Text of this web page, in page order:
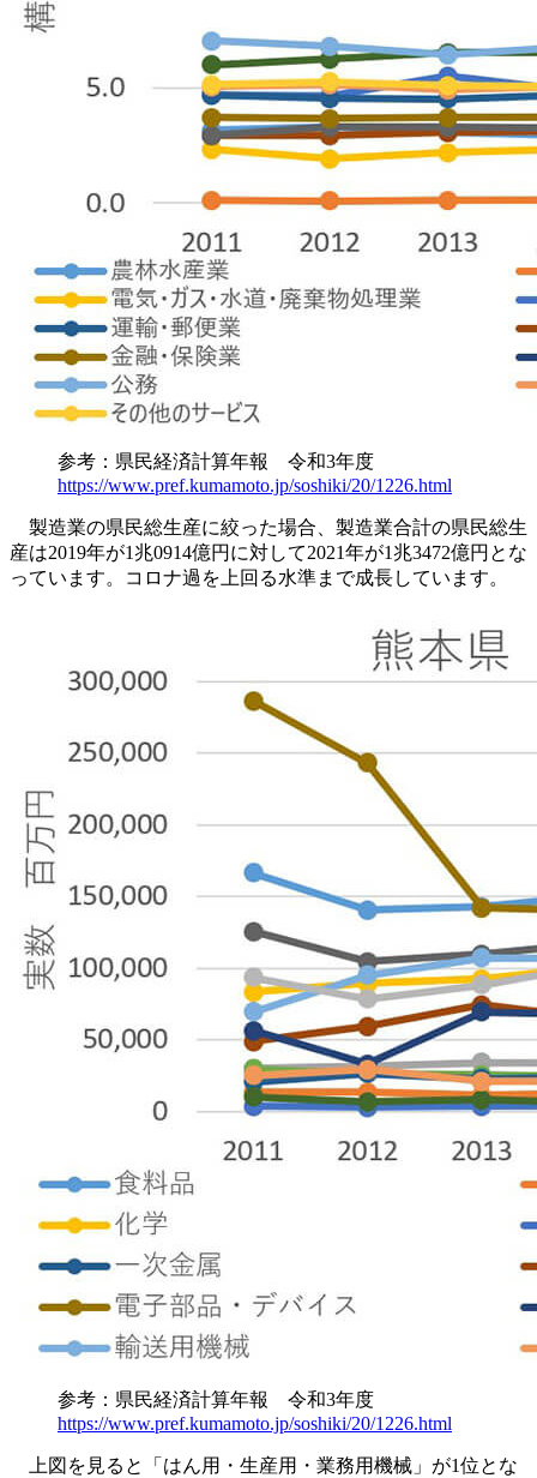
参考：県民経済計算年報 令和3年度
https://www.pref.kumamoto.jp/soshiki/20/1226.html
製造業の県民総生産に絞った場合、製造業合計の県民総生
産は2019年が1兆0914億円に対して2021年が1兆3472億円とな
っています。コロナ過を上回る水準まで成長しています。
参考：県民経済計算年報 令和3年度
https://www.pref.kumamoto.jp/soshiki/20/1226.html
上図を見ると「はん用・生産用・業務用機械」が1位とな